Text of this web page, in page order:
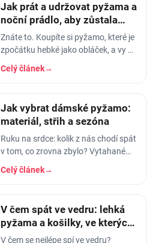
Jak prát a udržovat pyžama a
noční prádlo, aby zůstala
měkká
Znáte to. Koupíte si pyžamo, které je
zpočátku hebké jako obláček, a vy v
něm usínáte s pocitem, že spíte v
luxusu. Po pár měsících praní z něj…
Celý článek→
Jak vybrat dámské pyžamo:
materiál, střih a sezóna
Ruku na srdce: kolik z nás chodí spát
v tom, co zrovna zbylo? Vytahané
tričko po manželovi, staré legíny,
jedna nohavice nahoře, druhá dole.
Celý článek→
V čem spát ve vedru: lehká
pyžama a košilky, ve kterých
se nezapaříte
V čem se nejlépe spí ve vedru?